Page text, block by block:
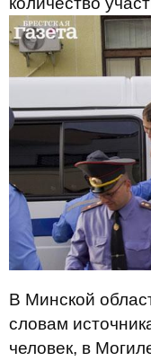
В Минской
словам
человек, в